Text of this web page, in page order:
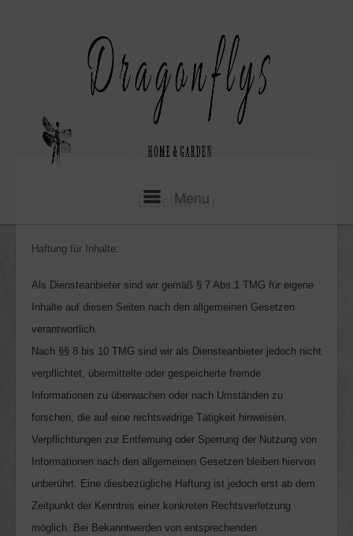
Menu
Disclaimer
Haftung für Inhalte:
Als Diensteanbieter sind wir gemäß § 7 Abs.1 TMG für eigene
Inhalte auf diesen Seiten nach den allgemeinen Gesetzen
verantwortlich.
Nach §§ 8 bis 10 TMG sind wir als Diensteanbieter jedoch nicht
verpflichtet, übermittelte oder gespeicherte fremde
Informationen zu überwachen oder nach Umständen zu
forschen, die auf eine rechtswidrige Tätigkeit hinweisen.
Verpflichtungen zur Entfernung oder Sperrung der Nutzung von
Informationen nach den allgemeinen Gesetzen bleiben hiervon
unberührt. Eine diesbezügliche Haftung ist jedoch erst ab dem
Zeitpunkt der Kenntnis einer konkreten Rechtsverletzung
möglich. Bei Bekanntwerden von entsprechenden